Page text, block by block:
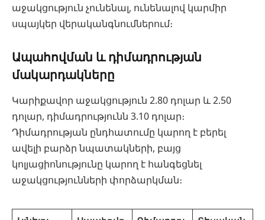
աջակցություն չունենալ, ունենալով կարմիր
սպայկեր վերականգնումներում։
Ապահովման և դիմադրության
մակարդակները
Կարիքավոր աջակցություն 2.80 դոլար և 2.50
դոլար, դիմադրությունն 3.10 դոլար։
Դիմադրության ընդհատումը կարող է բերել
ավելի բարձր նպատակների, բայց
կոլյացիոնությունը կարող է հանգեցնել
աջակցությունների փորձարկման։